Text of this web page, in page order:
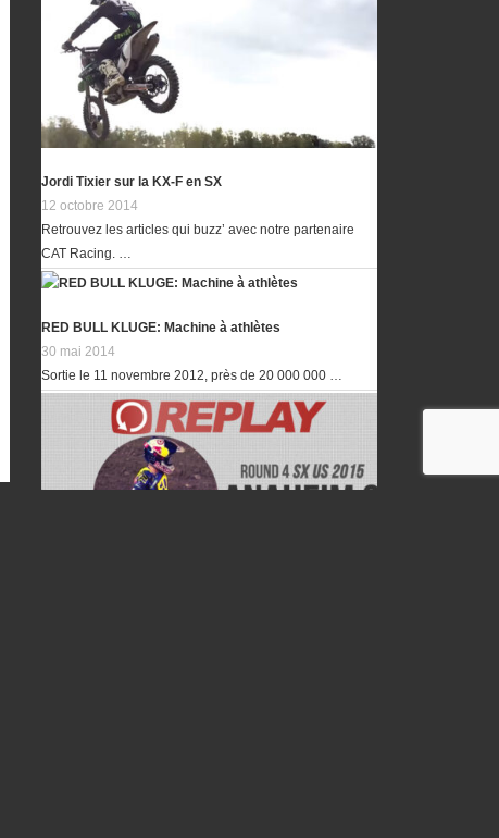
Jordi Tixier sur la KX-F en SX
12 octobre 2014
Retrouvez les articles qui buzz’ avec notre partenaire
CAT Racing. …
RED BULL KLUGE: Machine à athlètes
30 mai 2014
Sortie le 11 novembre 2012, près de 20 000 000 …